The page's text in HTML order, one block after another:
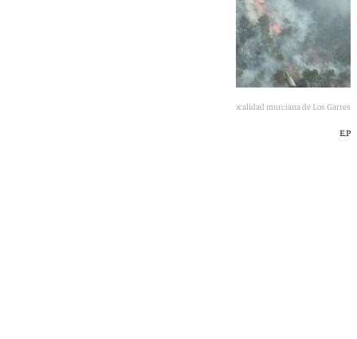
Imagen aérea del incendio en la localidad murciana de Los Garres
E.P